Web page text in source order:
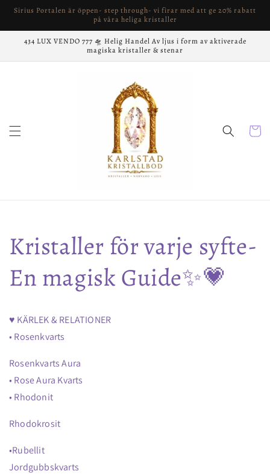
vidare
innehåll
Sirius Portalen är öppen- step through- vi firar med att ge 20% rabatt
på våra heliga kristaller
434 LUX VENDO 777 🛸 Helig Handel Av ljus i form av aktiverade
magiska kristaller & stenar
Kristaller för varje syfte-
En magisk Guide✨️💗
♥️ KÄRLEK & RELATIONER
• Rosenkvarts
Rosenkvarts Aura
• Rose Aura Kvarts
• Rhodonit
Rhodokrosit
•Rubellit
Jordgubbskvarts